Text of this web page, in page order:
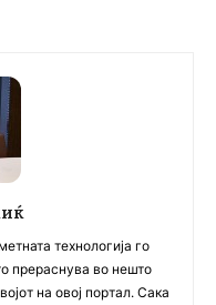
технологија го
прераснува во нешто
на овој портал. Сака